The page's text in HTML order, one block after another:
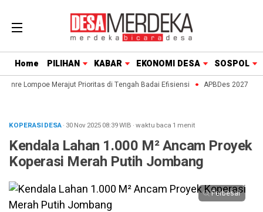
Home PILIHAN KABAR EKONOMI DESA SOSPOL
Lompoe Merajut Prioritas di Tengah Badai Efisiensi APBDes 2027:
KOPERASI DESA· 30 Nov 202508:39WIB ·waktu baca 1 menit
Kendala Lahan 1.000 M² Ancam Proyek
Koperasi Merah Putih Jombang
Perbesar